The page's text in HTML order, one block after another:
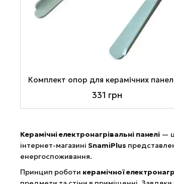
Керамічні електронагрівальні панелі —
інтернет-магазині SnamiPlus
енергоспоживання.
Принцип роботи керамічної
331 грн